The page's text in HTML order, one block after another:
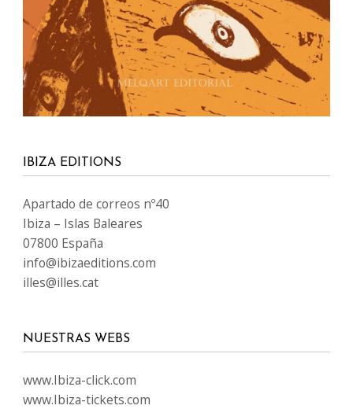
IBIZA EDITIONS
Apartado de correos nº40
Ibiza – Islas Baleares
07800 España
info@ibizaeditions.com
illes@illes.cat
NUESTRAS WEBS
www.Ibiza-click.com
www.Ibiza-tickets.com